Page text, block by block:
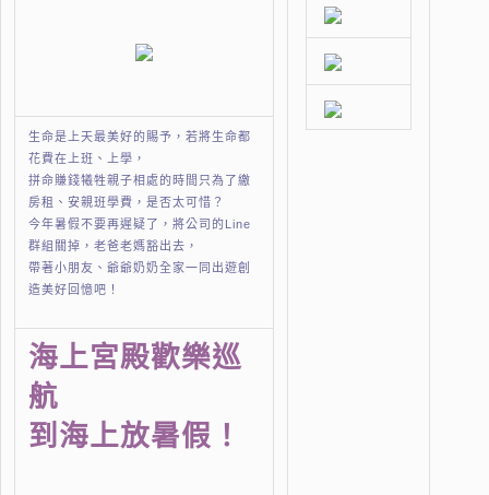
生命是上天最美好的賜予，若將生命都
花費在上班、上學，
拼命賺錢犧牲親子相處的時間只為了繳
房租、安親班學費，是否太可惜？
今年暑假不要再遲疑了，將公司的Line
群組關掉，老爸老媽豁出去，
帶著小朋友、爺爺奶奶全家一同出遊創
造美好回憶吧！
海上宮殿歡樂巡
航
到海上放暑假！